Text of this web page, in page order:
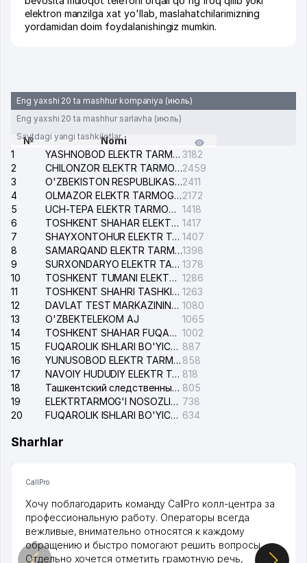
elektron manzilga xat yo'llab, maslahatchilarimizning
yordamidan doim foydalanishingiz mumkin.
Eng yaxshi 20 ta mashhur kompaniya (июль)
Eng yaxshi 20 ta mashhur sarlavha (июль)
Saytdagi yangi tashkilotlar
№
Nomi
1
YASHNOBOD ELEKTR TARMOG'I NOSOZLIKLARI XIZMATI 3182
2
CHILONZOR ELEKTR TARMOG'I NOSOZLIK XIZMATI2459
3
O'ZBEKISTON RESPUBLIKASI BOSH PROKURATURASI ISHONCH TELEFONI2411
4
OLMAZOR ELEKTR TARMOG'I NOSOZLIKLARI XIZMATI2172
5
UCH-TEPA ELEKTR TARMOG'I NOSOZLIKLARI XIZMATI 1418
6
TOSHKENT SHAHAR ELEKTR TARMOQLARI KORXONASI AJ 1417
7
SHAYXONTOHUR ELEKTR TARMOG'I NOSOZLIKLARINI TUZATISH XIZMATI 1407
8
SAMARQAND ELEKTR TARMOQLARI AJ1398
9
SURXONDARYO ELEKTR TARMOQLARI AJ 1378
10
TOSHKENT TUMANI ELEKTR TARMOG'I AVARIYA XIZMATI 1286
11
TOSHKENT SHAHRI TASHKILOT TELEFONLARI HAQIDA MA'LUMOT BYUROSI 1263
12
DAVLAT TEST MARKAZINING ISHONCH TELEFONLARI 1080
13
O'ZBEKTELEKOM AJ
1065
14
TOSHKENT SHAHAR FUQAROLIK ISHLARI BO'YICHA SUDI 1002
15
FUQAROLIK ISHLARI BO'YICHA YAKKASAROY TUMANLARARO SUDI 887
16
YUNUSOBOD ELEKTR TARMOG'I NOSOZLIKLARI XIZMATI 858
17
NAVOIY HUDUDIY ELEKTR TARMOQLARI KORXONASI AJ 818
18
Ташкентский следственный изолятор 805
19
ELEKTRTARMOG'I NOSOZLIKLARINI TO'ZATISH SERGELI XIZMATI 738
20
FUQAROLIK ISHLARI BO'YICHA UCH-TEPA TUMANI SUDI 634
Sharhlar
CallPro
Хочу поблагодарить команду CallPro колл-центра за
профессиональную работу. Операторы всегда
вежливые, внимательно относятся к каждому
обращению и быстро помогают решить вопросы.
Отдельно хочется отметить грамотную речь,